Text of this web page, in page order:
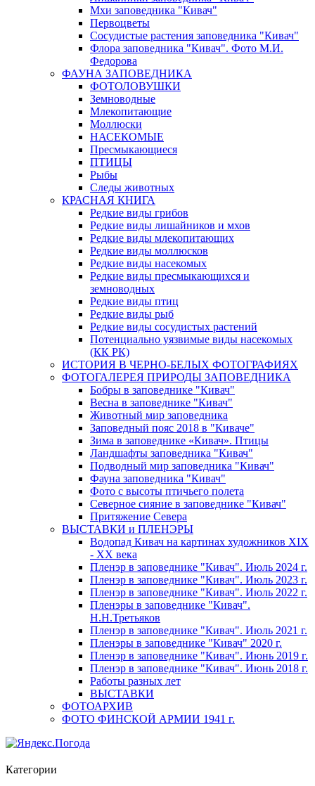
Мхи заповедника "Кивач"
Первоцветы
Сосудистые растения заповедника "Кивач"
Флора заповедника "Кивач". Фото М.И.
Федорова
ФАУНА ЗАПОВЕДНИКА
ФОТОЛОВУШКИ
Земноводные
Млекопитающие
Моллюски
НАСЕКОМЫЕ
Пресмыкающиеся
ПТИЦЫ
Рыбы
Следы животных
КРАСНАЯ КНИГА
Редкие виды грибов
Редкие виды лишайников и мхов
Редкие виды млекопитающих
Редкие виды моллюсков
Редкие виды насекомых
Редкие виды пресмыкающихся и
земноводных
Редкие виды птиц
Редкие виды рыб
Редкие виды сосудистых растений
Потенциально уязвимые виды насекомых
(КК РК)
ИСТОРИЯ В ЧЕРНО-БЕЛЫХ ФОТОГРАФИЯХ
ФОТОГАЛЕРЕЯ ПРИРОДЫ ЗАПОВЕДНИКА
Бобры в заповеднике "Кивач"
Весна в заповеднике "Кивач"
Животный мир заповедника
Заповедный пояс 2018 в "Киваче"
Зима в заповеднике «Кивач». Птицы
Ландшафты заповедника "Кивач"
Подводный мир заповедника "Кивач"
Фауна заповедника "Кивач"
Фото с высоты птичьего полета
Северное сияние в заповеднике "Кивач"
Притяжение Севера
ВЫСТАВКИ и ПЛЕНЭРЫ
Водопад Кивач на картинах художников XIX
- XX века
Пленэр в заповеднике "Кивач". Июль 2024 г.
Пленэр в заповеднике "Кивач". Июль 2023 г.
Пленэр в заповеднике "Кивач". Июль 2022 г.
Пленэры в заповеднике "Кивач".
Н.Н.Третьяков
Пленэр в заповеднике "Кивач". Июль 2021 г.
Пленэры в заповеднике "Кивач" 2020 г.
Пленэр в заповеднике "Кивач". Июнь 2019 г.
Пленэр в заповеднике "Кивач". Июнь 2018 г.
Работы разных лет
ВЫСТАВКИ
ФОТОАРХИВ
ФОТО ФИНСКОЙ АРМИИ 1941 г.
Категории